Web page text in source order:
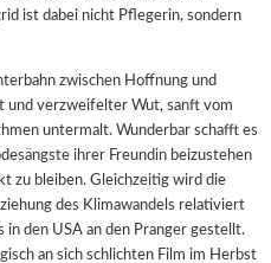
ist dabei nicht Pflegerin, sondern
zwischen Hoffnung und
und verzweifelter Wut, sanft vom
untermalt. Wunderbar schafft es
ihrer Freundin beizustehen
zu bleiben. Gleichzeitig wird die
des Klimawandels relativiert
den USA an den Pranger gestellt.
an sich schlichten Film im Herbst